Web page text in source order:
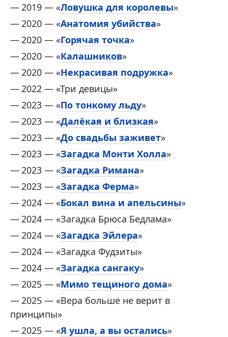
2019 — «Ловушка для королевы»
2020 — «Анатомия убийства»
2020 — «Горячая точка»
2020 — «Калашников»
2020 — «Некрасивая подружка»
2022 — «Три девицы»
2023 — «По тонкому льду»
2023 — «Далёкая и близкая»
2023 — «До свадьбы заживет»
2023 — «Загадка Монти Холла»
2023 — «Загадка Римана»
2023 — «Загадка Ферма»
2024 — «Бокал вина и апельсины»
2024 — «Загадка Брюса Бедлама»
2024 — «Загадка Эйлера»
2024 — «Загадка Фудзиты»
2024 — «Загадка сангаку»
2025 — «Мимо тещиного дома»
2025 — «Вера больше не верит в
принципы»
2025 — «Я ушла, а вы остались»